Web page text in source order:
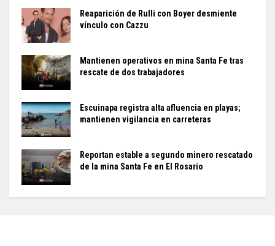
Reaparición de Rulli con Boyer desmiente
vínculo con Cazzu
Mantienen operativos en mina Santa Fe tras
rescate de dos trabajadores
Escuinapa registra alta afluencia en playas;
mantienen vigilancia en carreteras
Reportan estable a segundo minero rescatado
de la mina Santa Fe en El Rosario